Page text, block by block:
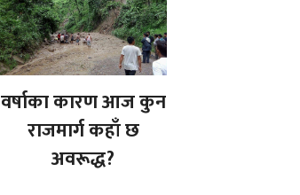
वर्षाका कारण आज कुन
राजमार्ग कहाँ छ
अवरूद्ध?